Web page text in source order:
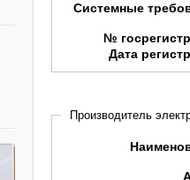
Системные
№
Дата
Производитель